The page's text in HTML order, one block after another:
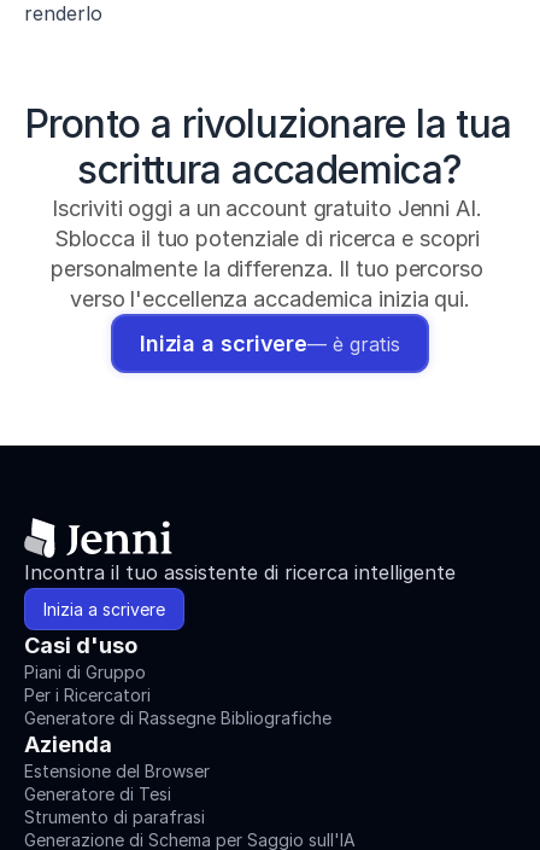
renderlo
Pronto a rivoluzionare la tua
scrittura accademica?
Iscriviti oggi a un account gratuito Jenni AI.
Sblocca il tuo potenziale di ricerca e scopri
personalmente la differenza. Il tuo percorso
verso l'eccellenza accademica inizia qui.
Inizia a scrivere— è gratis
Incontra il tuo assistente di ricerca intelligente
Inizia a scrivere
Casi d'uso
Piani di Gruppo
Per i Ricercatori
Generatore di Rassegne Bibliografiche
Azienda
Estensione del Browser
Generatore di Tesi
Strumento di parafrasi
Generazione di Schema per Saggio sull'IA